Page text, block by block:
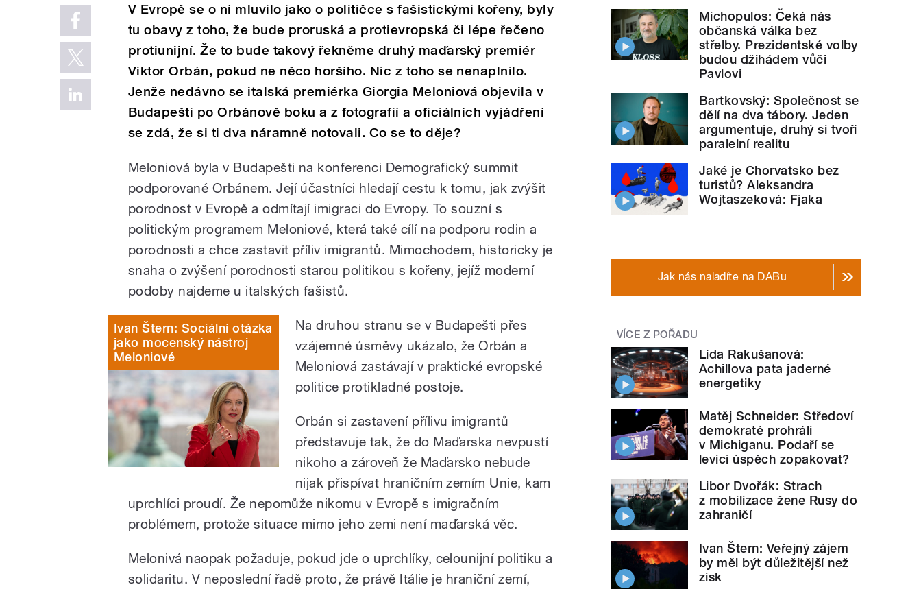
V Evropě se o ní mluvilo jako o političce s fašistickými kořeny, byly
tu obavy z toho, že bude proruská a protievropská či lépe řečeno
protiunijní. Že to bude takový řekněme druhý maďarský premiér
Viktor Orbán, pokud ne něco horšího. Nic z toho se nenaplnilo.
Jenže nedávno se italská premiérka Giorgia Meloniová objevila v
Budapešti po Orbánově boku a z fotografií a oficiálních vyjádření
se zdá, že si ti dva náramně notovali. Co se to děje?
Meloniová byla v Budapešti na konferenci Demografický summit
podporované Orbánem. Její účastníci hledají cestu k tomu, jak zvýšit
porodnost v Evropě a odmítají imigraci do Evropy. To souzní s
politickým programem Meloniové, která také cílí na podporu rodin a
porodnosti a chce zastavit příliv imigrantů. Mimochodem, historicky je
snaha o zvýšení porodnosti starou politikou s kořeny, jejíž moderní
podoby najdeme u italských fašistů.
Ivan Štern: Sociální otázka
jako mocenský nástroj
Meloniové
Na druhou stranu se v Budapešti přes
vzájemné úsměvy ukázalo, že Orbán a
Meloniová zastávají v praktické evropské
politice protikladné postoje.
Orbán si zastavení přílivu imigrantů
představuje tak, že do Maďarska nevpustí
nikoho a zároveň že Maďarsko nebude
nijak přispívat hraničním zemím Unie, kam
uprchlíci proudí. Že nepomůže nikomu v Evropě s imigračním
problémem, protože situace mimo jeho zemi není maďarská věc.
Melonivá naopak požaduje, pokud jde o uprchlíky, celounijní politiku a
solidaritu. V neposlední řadě proto, že právě Itálie je hraniční zemí,
Michopulos: Čeká nás
občanská válka bez
střelby. Prezidentské volby
budou džihádem vůči
Pavlovi
Bartkovský: Společnost se
dělí na dva tábory. Jeden
argumentuje, druhý si tvoří
paralelní realitu
Jaké je Chorvatsko bez
turistů? Aleksandra
Wojtaszeková: Fjaka
Jak nás naladíte na DABu
VÍCE Z POŘADU
Lída Rakušanová:
Achillova pata jaderné
energetiky
Matěj Schneider: Středoví
demokraté prohráli
v Michiganu. Podaří se
levici úspěch zopakovat?
Libor Dvořák: Strach
z mobilizace žene Rusy do
zahraničí
Ivan Štern: Veřejný zájem
by měl být důležitější než
zisk